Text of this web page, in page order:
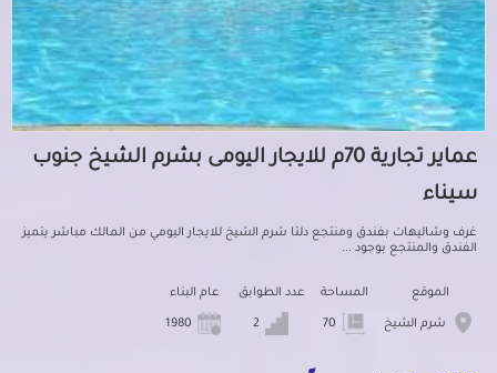
عماير تجارية 70م للايجار اليومى بشرم الشيخ جنوب
سيناء
غرف وشاليهات بفندق ومنتجع دلتا شرم الشيخ للايجار اليومي من المالك مباشر يتميز
الفندق والمنتجع بوجود ...
الموقع
شرم الشيخ
المساحة عدد الطوابق عام البناء